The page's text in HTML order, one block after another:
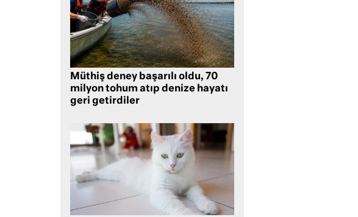
Müthiş deney başarılı oldu, 70
milyon tohum atıp denize hayatı
geri getirdiler